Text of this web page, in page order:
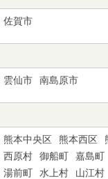
佐賀市
雲仙市 南島原市
熊本中央区 熊本西区
西原村
御船町 嘉島町
湯前町
水上村 山江村